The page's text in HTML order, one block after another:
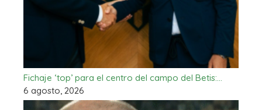
Fichaje ‘top’ para el centro del campo del Betis:…
6 agosto, 2026